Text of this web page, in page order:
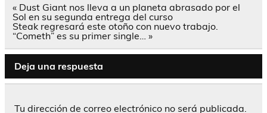
Navegación
de
entradas
« Dust Giant nos lleva a un planeta abrasado por el
Sol en su segunda entrega del curso
Steak regresará este otoño con nuevo trabajo.
“Cometh” es su primer single… »
Deja una respuesta
Tu dirección de correo electrónico no será publicada.